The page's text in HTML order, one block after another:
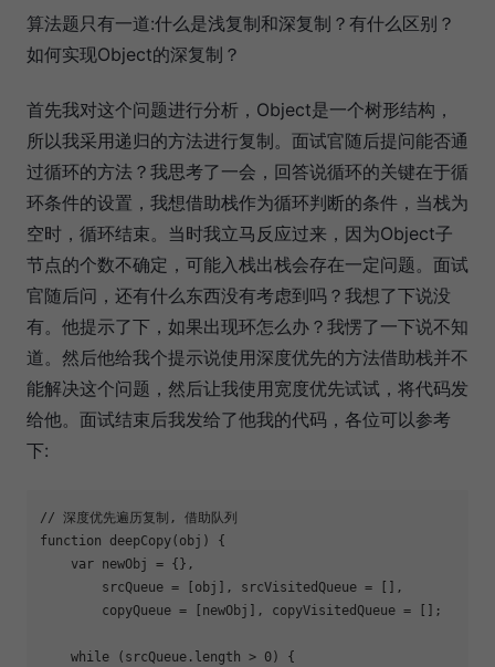
算法题只有一道:什么是浅复制和深复制？有什么区别？
如何实现Object的深复制？
首先我对这个问题进行分析，Object是一个树形结构，
所以我采用递归的方法进行复制。面试官随后提问能否通
过循环的方法？我思考了一会，回答说循环的关键在于循
环条件的设置，我想借助栈作为循环判断的条件，当栈为
空时，循环结束。当时我立马反应过来，因为Object子
节点的个数不确定，可能入栈出栈会存在一定问题。面试
官随后问，还有什么东西没有考虑到吗？我想了下说没
有。他提示了下，如果出现环怎么办？我愣了一下说不知
道。然后他给我个提示说使用深度优先的方法借助栈并不
能解决这个问题，然后让我使用宽度优先试试，将代码发
给他。面试结束后我发给了他我的代码，各位可以参考
下:
// 深度优先遍历复制, 借助队列
function
deepCopy( obj ) {
var newObj = {},
        srcQueue = [obj], srcVisitedQueue = [],
        copyQueue = [newObj], copyVisitedQueue = [];
while (srcQueue.length > 0 ) {